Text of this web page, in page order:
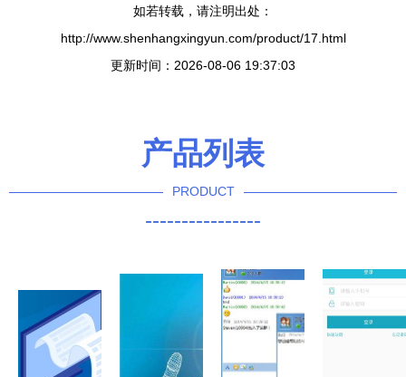
如若转载，请注明出处：
http://www.shenhangxingyun.com/product/17.html
更新时间：2026-08-06 19:37:03
产品列表
PRODUCT
----------------